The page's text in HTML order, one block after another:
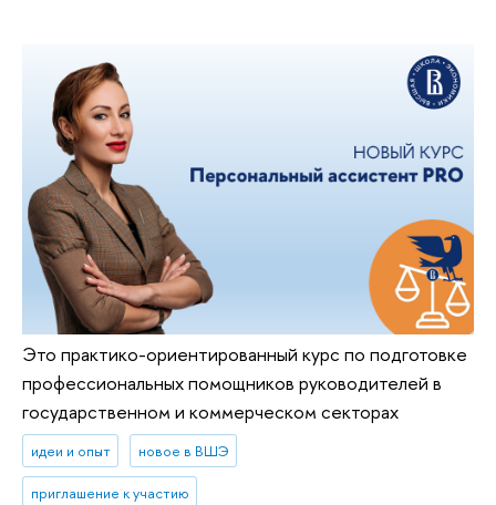
Это практико-ориентированный курс по подготовке
профессиональных помощников руководителей в
государственном и коммерческом секторах
идеи и опыт новое в ВШЭ
приглашение к участию